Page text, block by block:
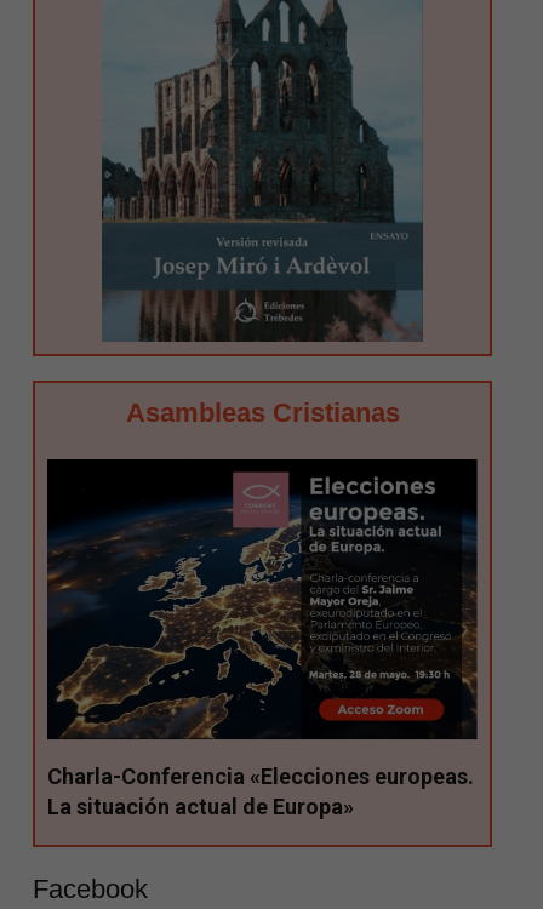
Asambleas Cristianas
Charla-Conferencia «Elecciones europeas.
La situación actual de Europa»
Facebook